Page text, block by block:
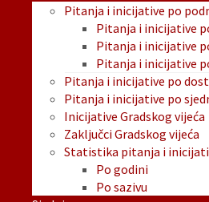
Pitanja i inicijative po
Pitanja i inicijative
Pitanja i inicijative
Pitanja i inicijative
Pitanja i inicijative po
Pitanja i inicijative po
Inicijative Gradskog vijeća
Zaključci Gradskog vijeća
Statistika pitanja i
Po godini
Po sazivu